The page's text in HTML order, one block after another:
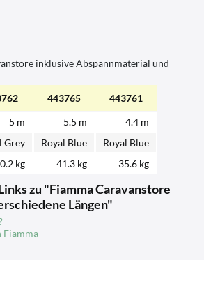
inklusive Abspannmaterial und
443765
443761
5 m 5.5 m
4.4 m
Grey Royal Blue
Royal Blue
kg 41.3 kg 35.6 kg
zu "Fiamma Caravanstore
Längen"